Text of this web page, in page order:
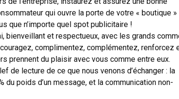
qui ouvre la porte de votre « boutique »
que n’importe quel spot publicitaire !
bienveillant et respectueux, avec les grands
complimentez, complémentez, renforcez
prennent du plaisir avec vous comme entre eux.
de lecture de ce que nous venons d’échanger : la
du poids d’un message, et la communication non-